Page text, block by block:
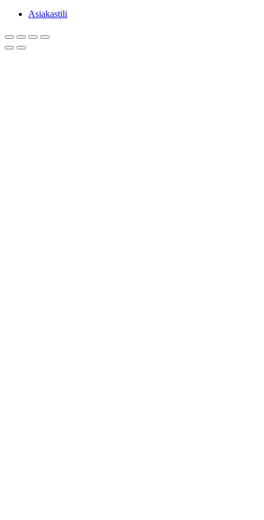
Asiakastili